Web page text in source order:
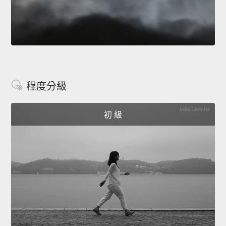
程度分級
初 級